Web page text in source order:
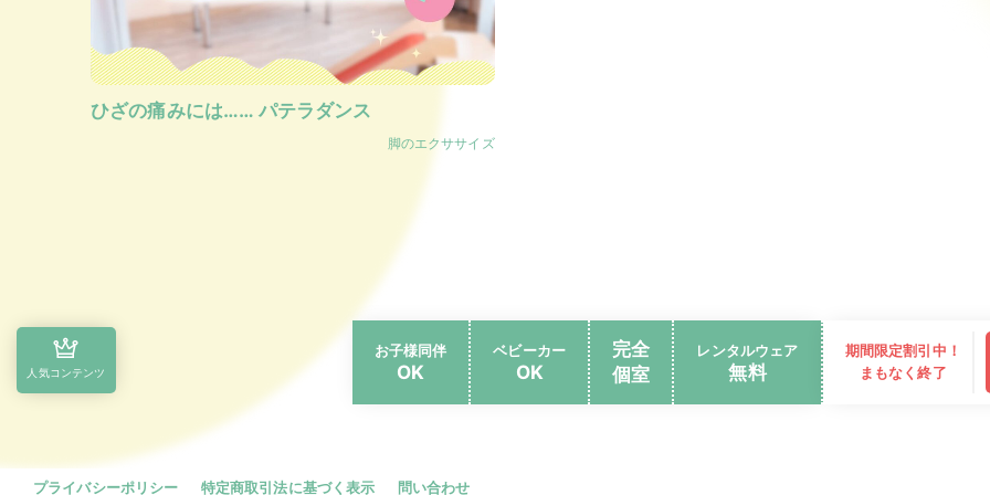
ひざの痛みには…… パテラダンス
脚のエクササイズ
お子様同伴
OK
ベビーカー
OK
完全
個室
レンタルウェア
無料
期間限定割引中！
まもなく終了
人気コンテンツ
プライバシーポリシー 特定商取引法に基づく表示 問い合わせ